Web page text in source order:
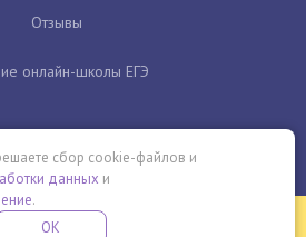
Отзывы
онлайн-школы ЕГЭ
школа
сбор cookie-файлов и
данных и
.
OK